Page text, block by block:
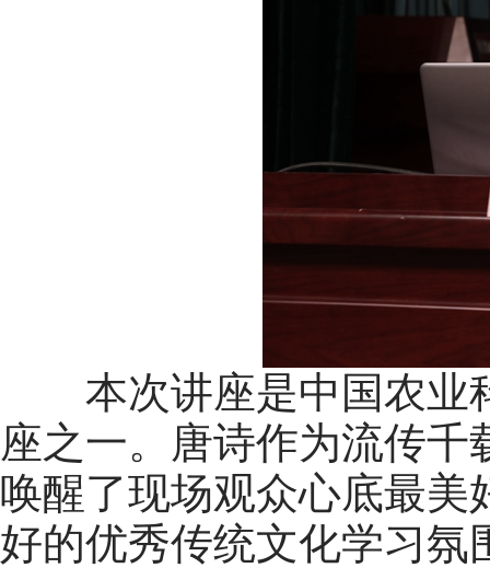
本次讲座是中国农业
座之一。唐诗作为流传
唤醒了现场观众心底最美
好的优秀传统文化学习氛